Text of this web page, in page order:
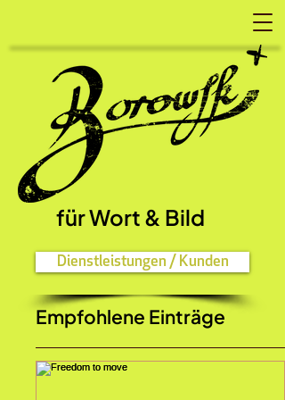
für Wort & Bild
Dienstleistungen / Kunden
Empfohlene Einträge